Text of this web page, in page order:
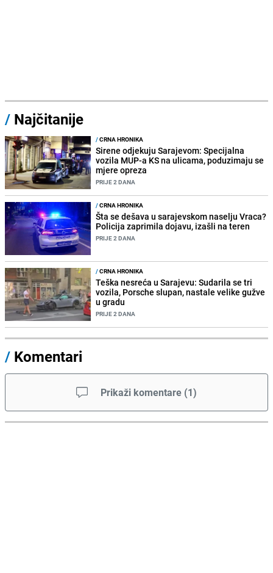
/ Najčitanije
/CRNA HRONIKA
Sirene odjekuju Sarajevom: Specijalna
vozila MUP-a KS na ulicama, poduzimaju se
mjere opreza
PRIJE 2 DANA
/CRNA HRONIKA
Šta se dešava u sarajevskom naselju Vraca?
Policija zaprimila dojavu, izašli na teren
PRIJE 2 DANA
/CRNA HRONIKA
Teška nesreća u Sarajevu: Sudarila se tri
vozila, Porsche slupan, nastale velike gužve
u gradu
PRIJE 2 DANA
/ Komentari
Prikaži komentare (1)